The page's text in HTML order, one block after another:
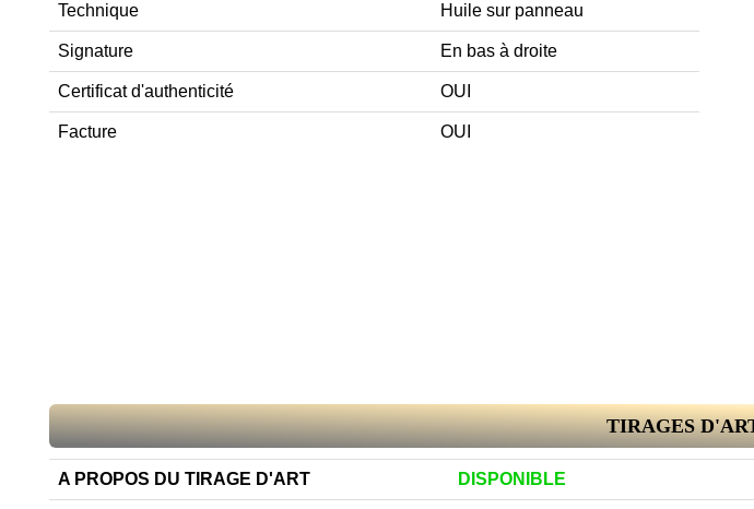
Technique Huile sur panneau
Signature En bas à droite
Certificat d'authenticité OUI
Facture OUI
TIRAGES
A PROPOS DU TIRAGE D'ART DISPONIBLE